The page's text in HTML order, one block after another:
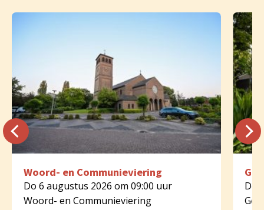
Woord- en Communieviering
Do 6 augustus 2026 om 09:00 uur
Woord- en Communieviering
Do